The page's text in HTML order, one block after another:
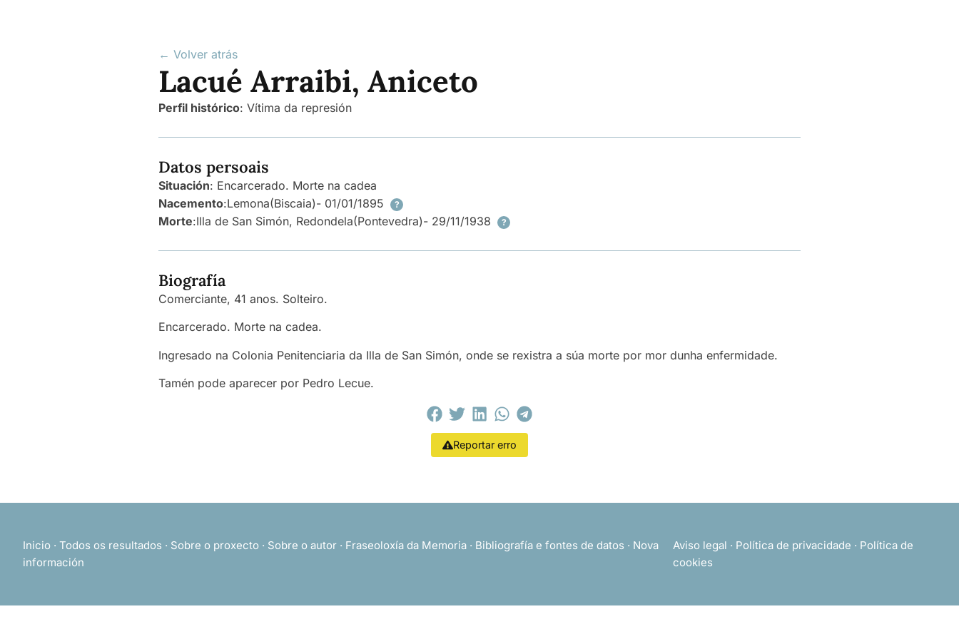
← Volver atrás
Lacué Arraibi, Aniceto
Perfil histórico: Vítima da represión
Datos persoais
Situación: Encarcerado. Morte na cadea
Nacemento:Lemona(Biscaia)- 01/01/1895 ?
Morte:Illa de San Simón, Redondela(Pontevedra)- 29/11/1938 ?
Biografía
Comerciante, 41 anos. Solteiro.
Encarcerado. Morte na cadea.
Ingresado na Colonia Penitenciaria da Illa de San Simón, onde se rexistra a súa morte por mor dunha enfermidade.
Tamén pode aparecer por Pedro Lecue.
Reportar erro
Inicio · Todos os resultados · Sobre o proxecto · Sobre o autor · Fraseoloxía da Memoria · Bibliografía e fontes de datos · Nova
información
Aviso legal · Política de privacidade · Política de
cookies